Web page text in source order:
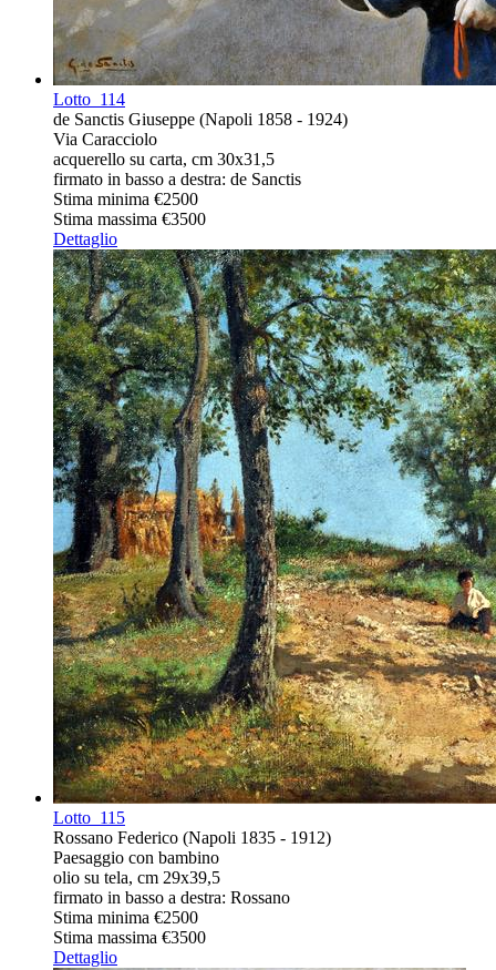
Lotto 114
de Sanctis Giuseppe (Napoli 1858 - 1924)
Via Caracciolo
acquerello su carta, cm 30x31,5
firmato in basso a destra: de Sanctis
Stima minima €2500
Stima massima €3500
Dettaglio
Lotto 115
Rossano Federico (Napoli 1835 - 1912)
Paesaggio con bambino
olio su tela, cm 29x39,5
firmato in basso a destra: Rossano
Stima minima €2500
Stima massima €3500
Dettaglio